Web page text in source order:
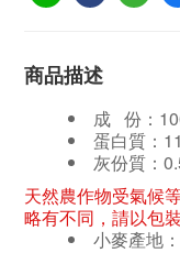
商品描述
成 份：
蛋白質：
灰份質：
天然農作物受氣候
略有不同，請以包
小麥產地：